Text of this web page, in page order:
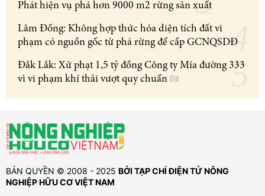
Phát hiện vụ phá hơn 9000 m2 rừng sản xuất
Lâm Đồng: Không hợp thức hóa diện tích đất vi
phạm có nguồn gốc từ phá rừng để cấp GCNQSDĐ
Đắk Lắk: Xử phạt 1,5 tỷ đồng Công ty Mía đường 333
vì vi phạm khí thải vượt quy chuẩn
BẢN QUYỀN © 2008 - 2025 BỞI TẠP CHÍ ĐIỆN TỬ NÔNG
NGHIỆP HỮU CƠ VIỆT NAM